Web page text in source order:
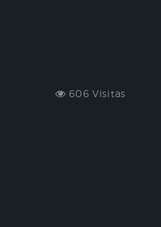
606 Visitas